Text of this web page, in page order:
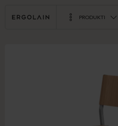
PRODUKTI